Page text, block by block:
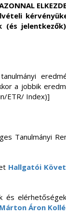
a jobbik
ETR/ Index)]
Tanulmányi
Hallgatói
és
Áron